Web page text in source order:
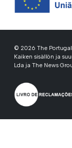
© 2026 The
Kaiken sisällön ja
Lda ja The News